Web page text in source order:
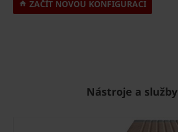
ZAČÍT NOVOU KONFIGURACI
Nástroje a služby